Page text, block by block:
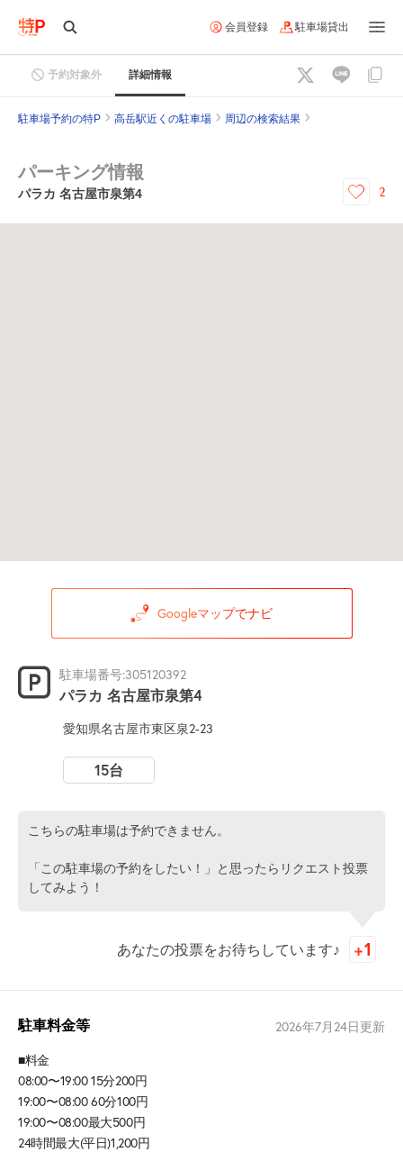
会員登録 駐車場貸出
予約対象外 詳細情報
駐車場予約の特P 高岳駅近くの駐車場 周辺の検索結果
パーキング情報
パラカ 名古屋市泉第4 2
Googleマップでナビ
駐車場番号:305120392
パラカ 名古屋市泉第4
愛知県名古屋市東区泉2-23
15台
こちらの駐車場は予約できません。
「この駐車場の予約をしたい！」と思ったらリクエスト投票
してみよう！
あなたの投票をお待ちしています♪
駐車料金等 2026年7月24日更新
■料金
08:00〜19:00 15分200円
19:00〜08:00 60分100円
19:00〜08:00最大500円
24時間最大(平日)1,200円